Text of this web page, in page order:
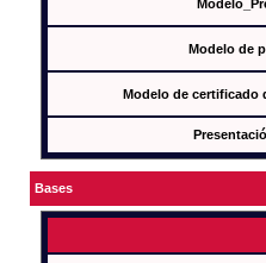
Modelo de
Modelo de certificado
Bases